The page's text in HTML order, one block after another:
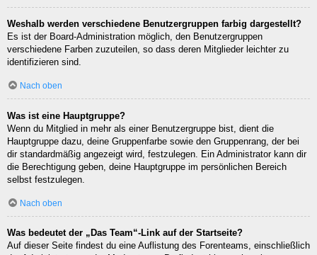
Weshalb werden verschiedene Benutzergruppen farbig dargestellt?
Es ist der Board-Administration möglich, den Benutzergruppen
verschiedene Farben zuzuteilen, so dass deren Mitglieder leichter zu
identifizieren sind.
Nach oben
Was ist eine Hauptgruppe?
Wenn du Mitglied in mehr als einer Benutzergruppe bist, dient die
Hauptgruppe dazu, deine Gruppenfarbe sowie den Gruppenrang, der bei
dir standardmäßig angezeigt wird, festzulegen. Ein Administrator kann dir
die Berechtigung geben, deine Hauptgruppe im persönlichen Bereich
selbst festzulegen.
Nach oben
Was bedeutet der „Das Team“-Link auf der Startseite?
Auf dieser Seite findest du eine Auflistung des Forenteams, einschließlich